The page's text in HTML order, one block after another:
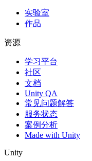
实验室
作品
资源
学习平台
社区
文档
Unity QA
常见问题解答
服务状态
案例分析
Made with Unity
Unity